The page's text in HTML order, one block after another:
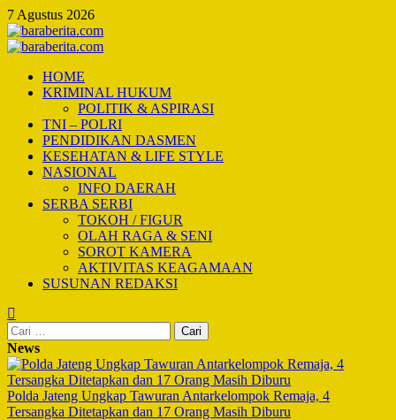
Skip
to
content
7 Agustus 2026
Primary
HOME
KRIMINAL HUKUM
POLITIK & ASPIRASI
TNI – POLRI
PENDIDIKAN DASMEN
KESEHATAN & LIFE STYLE
NASIONAL
INFO DAERAH
SERBA SERBI
TOKOH / FIGUR
OLAH RAGA & SENI
SOROT KAMERA
AKTIVITAS KEAGAMAAN
SUSUNAN REDAKSI
Cari
untuk:
News
Polda Jateng Ungkap Tawuran Antarkelompok Remaja, 4
Tersangka Ditetapkan dan 17 Orang Masih Diburu